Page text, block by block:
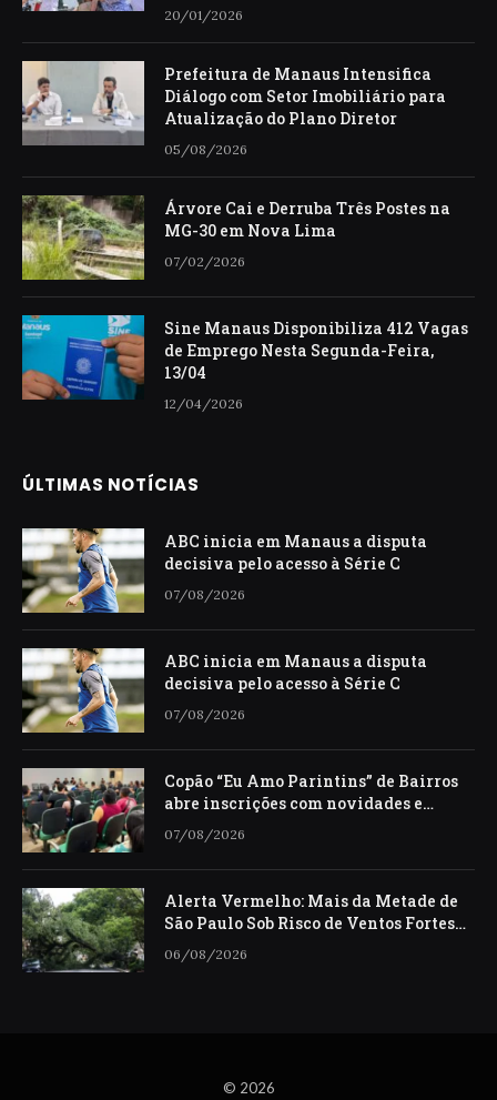
20/01/2026
Prefeitura de Manaus Intensifica
Diálogo com Setor Imobiliário para
Atualização do Plano Diretor
05/08/2026
Árvore Cai e Derruba Três Postes na
MG-30 em Nova Lima
07/02/2026
Sine Manaus Disponibiliza 412 Vagas
de Emprego Nesta Segunda-Feira,
13/04
12/04/2026
ÚLTIMAS NOTÍCIAS
ABC inicia em Manaus a disputa
decisiva pelo acesso à Série C
07/08/2026
ABC inicia em Manaus a disputa
decisiva pelo acesso à Série C
07/08/2026
Copão “Eu Amo Parintins” de Bairros
abre inscrições com novidades e
expectativa de participação total
07/08/2026
Alerta Vermelho: Mais da Metade de
São Paulo Sob Risco de Ventos Fortes
do Ciclone-Bomba
06/08/2026
© 2026